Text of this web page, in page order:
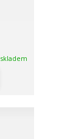
skladem